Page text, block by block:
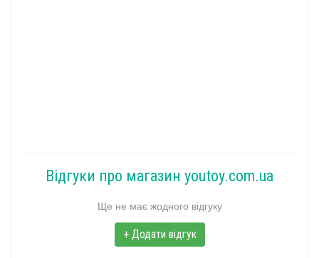
Відгуки про магазин youtoy.com.ua
Ще не має жодного відгуку
+ Додати відгук